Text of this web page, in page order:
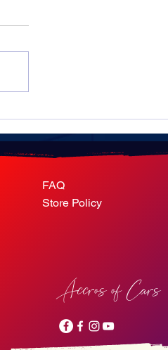
et un Toyota FJ60
le plus long road trip du
FAQ
Store Policy
Accros of Cars